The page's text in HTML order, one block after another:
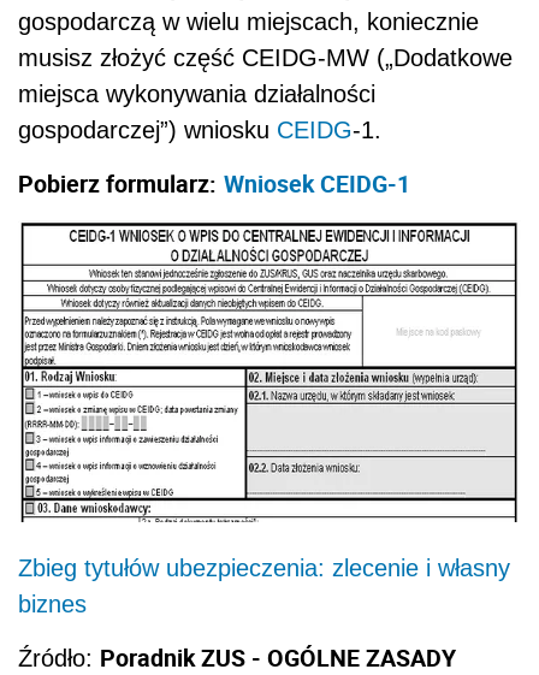
gospodarczą w wielu miejscach, koniecznie
musisz złożyć część CEIDG-MW („Dodatkowe
miejsca wykonywania działalności
gospodarczej”) wniosku CEIDG-1.
Pobierz formularz: Wniosek CEIDG-1
Zbieg tytułów ubezpieczenia: zlecenie i własny
biznes
Źródło: Poradnik ZUS - OGÓLNE ZASADY